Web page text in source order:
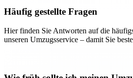
Häufig gestellte Fragen
Hier finden Sie Antworten auf die
unseren Umzugsservice – damit Sie